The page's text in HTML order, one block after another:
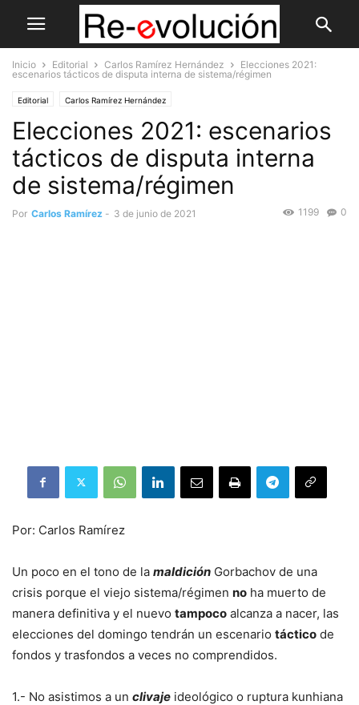
Inicio Editorial Carlos Ramírez Hernández
Elecciones 2021:
escenarios tácticos de disputa interna de sistema/régimen
Editorial Carlos Ramírez Hernández
Elecciones 2021: escenarios
tácticos de disputa interna
de sistema/régimen
Por Carlos Ramírez - 3 de junio de 2021 0
1199
Por: Carlos Ramírez
Un poco en el tono de la maldición Gorbachov de una
crisis porque el viejo sistema/régimen no ha muerto de
manera definitiva y el nuevo tampoco alcanza a nacer, las
elecciones del domingo tendrán un escenario táctico de
fondos y trasfondos a veces no comprendidos.
1.- No asistimos a un clivaje ideológico o ruptura kunhiana